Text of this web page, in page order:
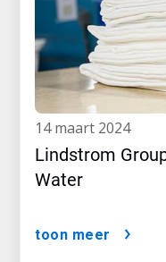
14 maart 2024
Lindstrom
Water
toon meer